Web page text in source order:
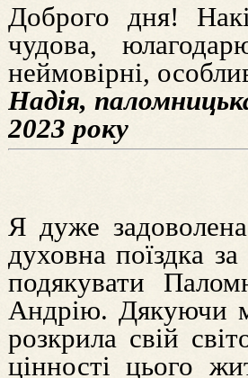
Доброго дня!
чудова,
неймовірні,
Надія,
2023 року
Я дуже
духовна поїздка
подякувати
Андрію. Дякуючи
розкрила свій
цінності цього